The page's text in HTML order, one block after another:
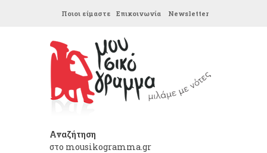
Ποιοι είμαστε Επικοινωνία Newsletter
Αναζήτηση
στο mousikogramma.gr